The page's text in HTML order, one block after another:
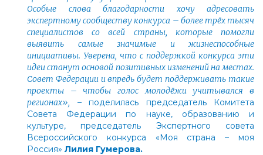
Особые слова благодарности хочу адресовать
экспертному сообществу конкурса – более трёх тысяч
специалистов со всей страны, которые помогли
выявить самые значимые и жизнеспособные
инициативы. Уверена, что с поддержкой конкурса эти
идеи станут основой позитивных изменений на местах.
Совет Федерации и впредь будет поддерживать такие
проекты – чтобы голос молодёжи учитывался в
регионах», – поделилась председатель Комитета
Совета Федерации по науке, образованию и
культуре, председатель Экспертного совета
Всероссийского конкурса «Моя страна – моя
Россия» Лилия Гумерова.